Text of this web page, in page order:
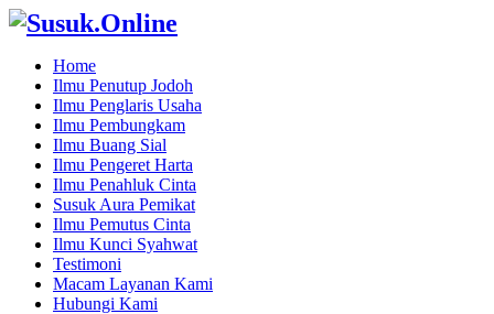
Home
Ilmu Penutup Jodoh
Ilmu Penglaris Usaha
Ilmu Pembungkam
Ilmu Buang Sial
Ilmu Pengeret Harta
Ilmu Penahluk Cinta
Susuk Aura Pemikat
Ilmu Pemutus Cinta
Ilmu Kunci Syahwat
Testimoni
Macam Layanan Kami
Hubungi Kami